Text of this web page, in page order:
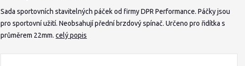
Sada sportovních stavitelných páček od firmy DPR Performance. Páčky jsou
pro sportovní užití. Neobsahují přední brzdový spínač. Určeno pro řidítka s
průměrem 22mm.celý popis